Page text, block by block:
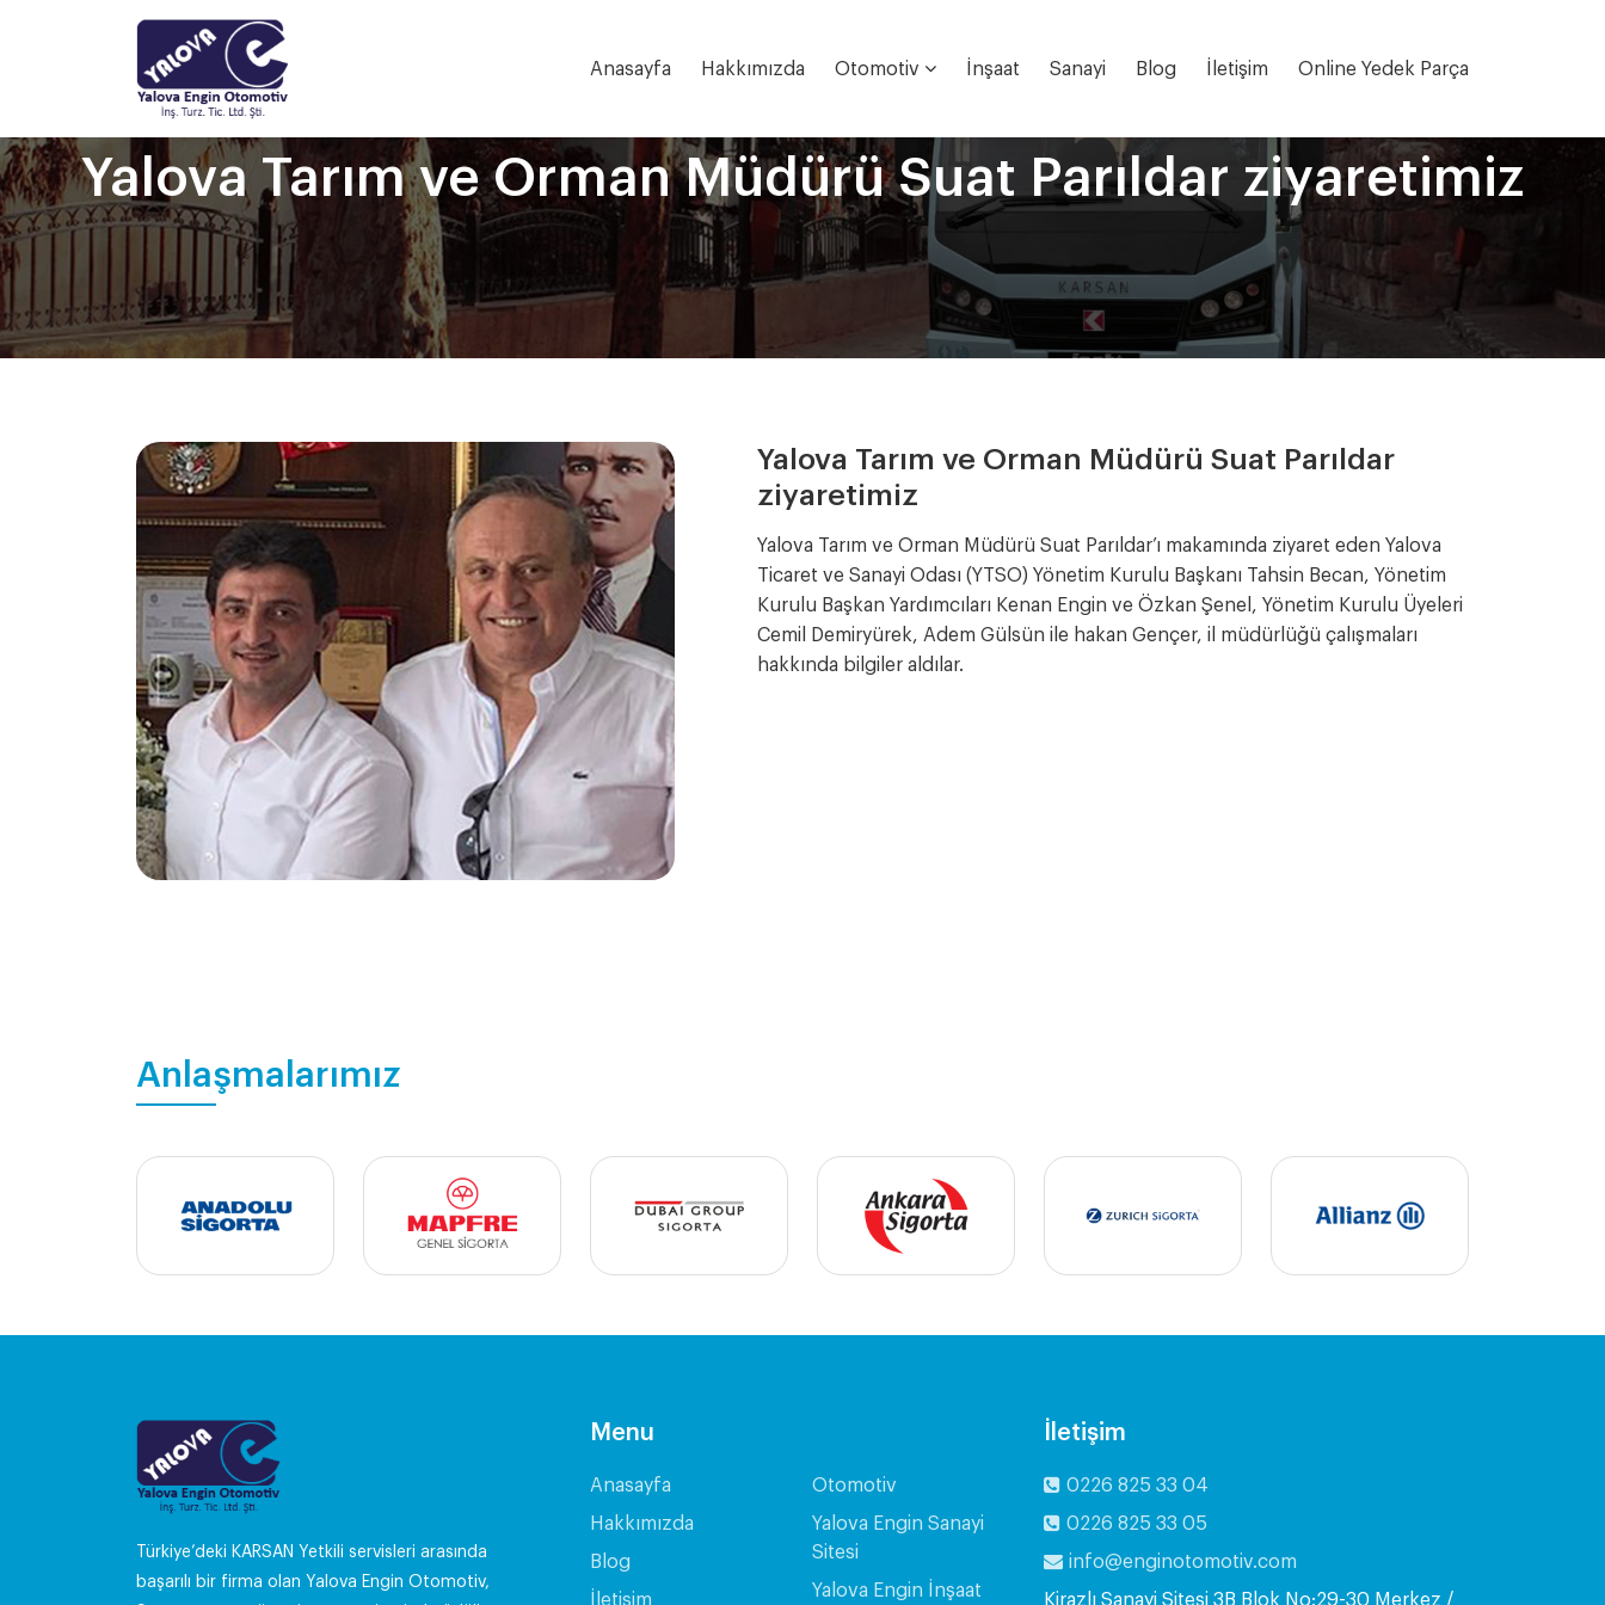
Anasayfa Hakkımızda Otomotiv İnşaat Sanayi Blog İletişim Online Yedek Parça
Yalova Tarım ve Orman Müdürü Suat Parıldar ziyaretimiz
Yalova Tarım ve Orman Müdürü Suat Parıldar
ziyaretimiz
Yalova Tarım ve Orman Müdürü Suat Parıldar’ı makamında ziyaret eden Yalova
Ticaret ve Sanayi Odası (YTSO) Yönetim Kurulu Başkanı Tahsin Becan, Yönetim
Kurulu Başkan Yardımcıları Kenan Engin ve Özkan Şenel, Yönetim Kurulu Üyeleri
Cemil Demiryürek, Adem Gülsün ile hakan Gençer, il müdürlüğü çalışmaları
hakkında bilgiler aldılar.
Anlaşmalarımız
Türkiye’deki KARSAN Yetkili servisleri arasında
başarılı bir firma olan Yalova Engin Otomotiv,
Menu
Anasayfa
Hakkımızda
Blog
İletişim
Otomotiv
Yalova Engin Sanayi
Sitesi
Yalova Engin İnşaat
İletişim
0226 825 33 04
0226 825 33 05
info@enginotomotiv.com
Kirazlı Sanayi Sitesi 3B Blok No:29-30 Merkez /